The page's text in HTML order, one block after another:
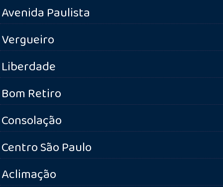
Avenida Paulista
Vergueiro
Liberdade
Bom Retiro
Consolação
Centro São Paulo
Aclimação